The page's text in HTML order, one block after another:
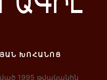
ԽՈՀԱՆՈՑ
1995 թվականին